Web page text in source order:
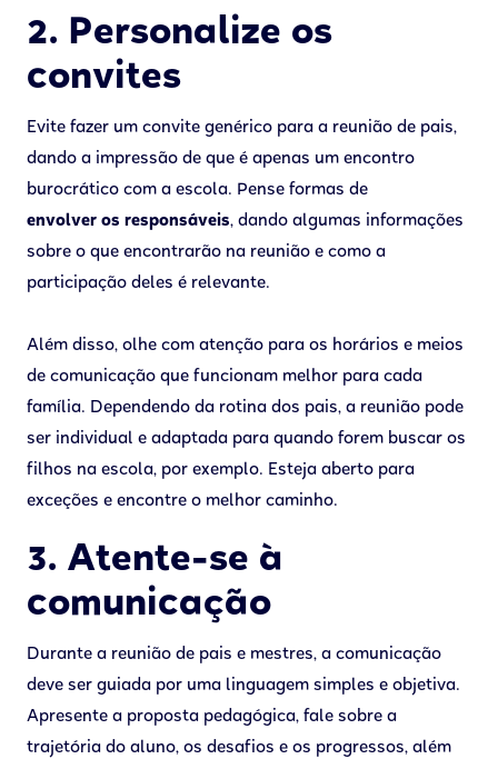
2. Personalize os
convites
Evite fazer um convite genérico para a reunião de pais,
dando a impressão de que é apenas um encontro
burocrático com a escola. Pense formas de
envolver os responsáveis, dando algumas informações
sobre o que encontrarão na reunião e como a
participação deles é relevante.
Além disso, olhe com atenção para os horários e meios
de comunicação que funcionam melhor para cada
família. Dependendo da rotina dos pais, a reunião pode
ser individual e adaptada para quando forem buscar os
filhos na escola, por exemplo. Esteja aberto para
exceções e encontre o melhor caminho.
3. Atente-se à
comunicação
Durante a reunião de pais e mestres, a comunicação
deve ser guiada por uma linguagem simples e objetiva.
Apresente a proposta pedagógica, fale sobre a
trajetória do aluno, os desafios e os progressos, além